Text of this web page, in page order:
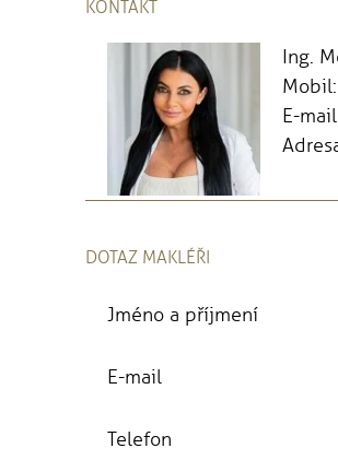
KONTAKT
Ing.
E-
DOTAZ MAKLÉŘI
Jméno a příjmení
E-mail
Telefon